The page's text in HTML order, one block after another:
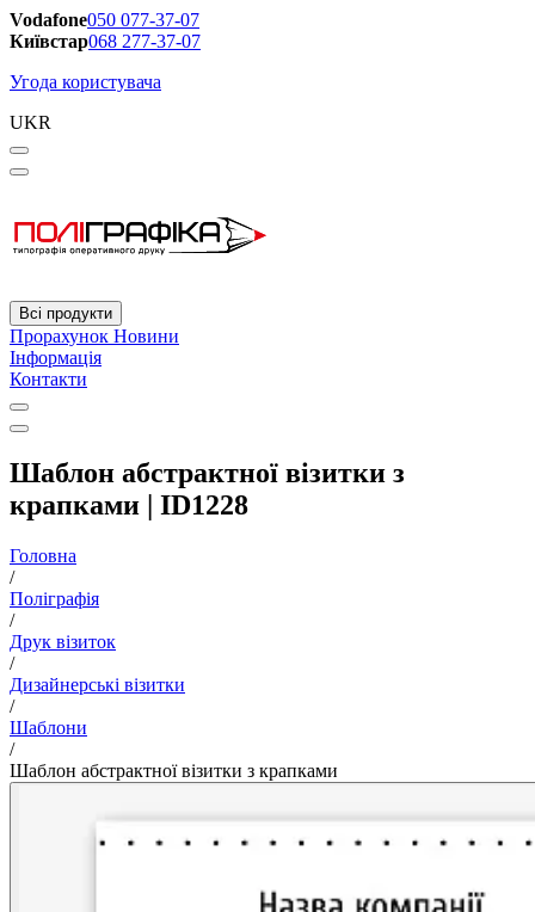
Vodafone050 077-37-07
Київстар068 277-37-07
Угода користувача
UKR
Всі продукти
Прорахунок Новини
Інформація
Контакти
Шаблон абстрактної візитки з
крапками | ID1228
Головна
/
Поліграфія
/
Друк візиток
/
Дизайнерські візитки
/
Шаблони
/
Шаблон абстрактної візитки з крапками